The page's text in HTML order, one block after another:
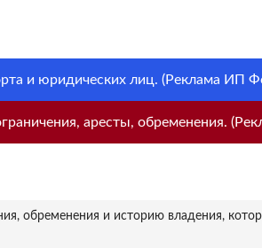
и юридических лиц. (Реклама ИП
аресты, обременения.
обременения и историю владения,